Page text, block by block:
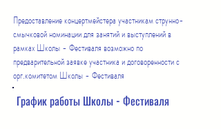
График работы Школы - Фестиваля
Предоставление концертмейстера участникам струнно-
смычковой номинации для занятий и выступлений в
рамках Школы - Фестиваля возможно по
предварительной заявке участника и договоренности с
орг.комитетом Школы - Фестиваля